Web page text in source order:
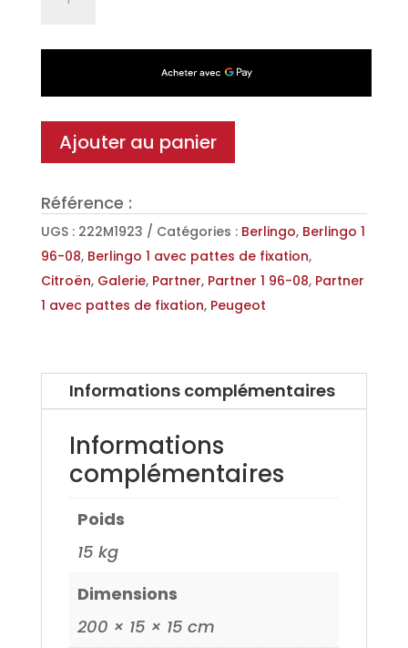
KAPPA
pour
Berlingo
1
Peugeot
Partner
1
Ajouter au panier
Référence :
UGS : 222M1923 Catégories : Berlingo, Berlingo 1
96-08, Berlingo 1 avec pattes de fixation,
Citroën, Galerie, Partner, Partner 1 96-08, Partner
1 avec pattes de fixation, Peugeot
Informations complémentaires
Informations
complémentaires
Poids
15 kg
Dimensions
200 × 15 × 15 cm